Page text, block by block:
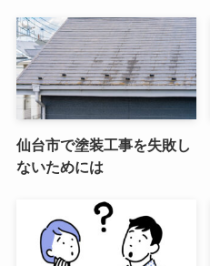
仙台市で塗装工事を失敗し
ないためには